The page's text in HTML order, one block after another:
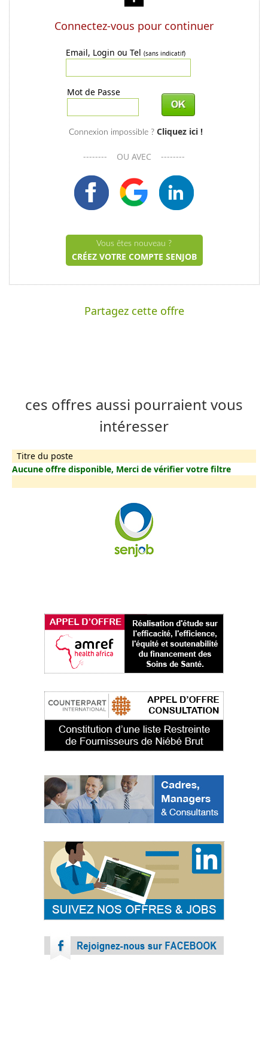
Connectez-vous pour continuer
Email, Login ou Tel (sans indicatif)
Mot de Passe
Connexion impossible ? Cliquez ici !
-------- OU AVEC --------
Vous êtes nouveau ?
CRÉEZ VOTRE COMPTE SENJOB
Partagez cette offre
ces offres aussi pourraient vous
intéresser
Titre du poste
Aucune offre disponible, Merci de vérifier votre filtre